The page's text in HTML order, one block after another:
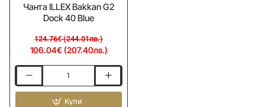
Чанта ILLEX Bakkan G2
Dock 40 Blue
106.04€ (207.40лв.)
124.76€ (244.01лв.)
ILLEX
Купи